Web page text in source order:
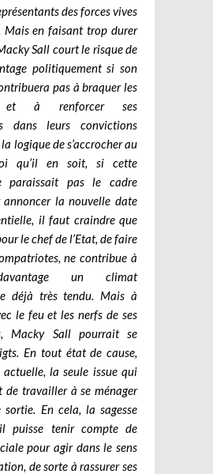
des forces vives
Mais en faisant trop durer
Sall court le risque de
politiquement si son
pas à braquer les
et à renforcer ses
dans leurs convictions
logique de s’accrocher au
qu’il en soit, si cette
paraissait pas le cadre
la nouvelle date
il faut craindre que
le chef de l’Etat, de faire
ne contribue à
un climat
déjà très tendu. Mais à
le feu et les nerfs de ses
Macky Sall pourrait se
En tout état de cause,
la seule issue qui
de travailler à se ménager
En cela, la sagesse
puisse tenir compte de
pour agir dans le sens
de sorte à rassurer ses